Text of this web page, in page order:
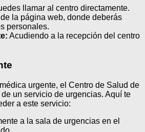
llamar al centro directamente.
la página web, donde deberás
personales.
Acudiendo a la recepción del centro
urgente, el Centro de Salud de
un servicio de urgencias. Aquí te
a este servicio:
a la sala de urgencias en el